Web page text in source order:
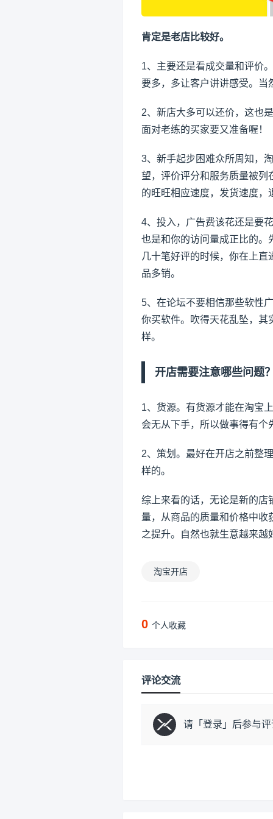
肯定是老店比较好。
1、主要还是看成交量和评价
要多，多让客户讲讲感受。当
2、新店大多可以还价，这也
面对老练的买家要又准备喔！
3、新手起步困难众所周知，
望，评价评分和服务质量被列
的旺旺相应速度，发货速度
4、投入，广告费该花还是要
也是和你的访问量成正比的。
几十笔好评的时候，你在上
品多销。
5、在论坛不要相信那些软性
你买软件。吹得天花乱坠，其
样。
开店需要注意哪些问题
1、货源。有货源才能在淘宝
会无从下手，所以做事得有
2、策划。最好在开店之前整
样的。
综上来看的话，无论是新的店
量，从商品的质量和价格中
之提升。自然也就生意越来越
淘宝开店
0 个人收藏
评论交流
请「 登录 」后参与